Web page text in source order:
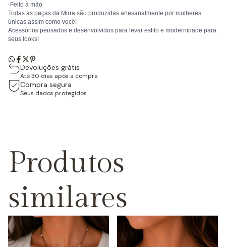
-Feito à mão
Todas as peças da Mirra são produzidas artesanalmente por mulheres
únicas assim como você!
Acessórios pensados e desenvolvidos para levar estilo e modernidade para
seus looks!
Devoluções grátis
Até 30 dias após a compra
Compra segura
Seus dados protegidos
Produtos
similares